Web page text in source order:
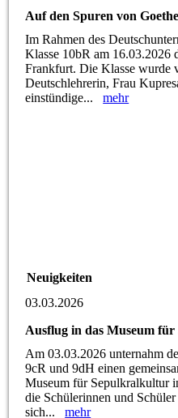
Auf den Spuren von Goethe
Im Rahmen des
Klasse 10bR am 16.03.2026
Frankfurt. Die Klasse wurde
Deutschlehrerin, Frau
einstündige...mehr
Neuigkeiten
03.03.2026
Ausflug in das Museum
Am 03.03.2026 unternahm
9cR und 9dH einen
Museum für Sepulkralkultur
die Schülerinnen und
sich...mehr